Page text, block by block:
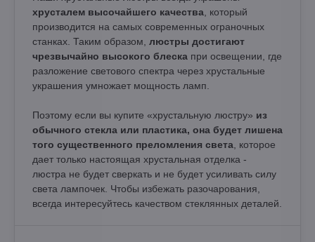
хрусталем высочайшего качества , который
производится на самых современных ограночных
станках. Таким образом, люстры достигают
чрезвычайно высокого блеска при освещении, где
разложение светового спектра через хрустальные
украшения умножает мощность ламп.
Поэтому если вы купите «хрустальную люстру» из
обычного стекла или пластика, она будет лишена
того существенного преломления света , которое
дает только настоящая хрустальная отделка -
люстра не будет сверкать и не будет усиливать силу
света лампочек. Чтобы избежать разочарования,
всегда интересуйтесь качеством стеклянных деталей.